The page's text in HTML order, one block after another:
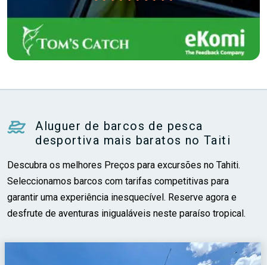
Aluguer de barcos de pesca
desportiva mais baratos no Taiti
Descubra os melhores Preços para excursões no Tahiti.
Seleccionamos barcos com tarifas competitivas para
garantir uma experiência inesquecível. Reserve agora e
desfrute de aventuras inigualáveis neste paraíso tropical.